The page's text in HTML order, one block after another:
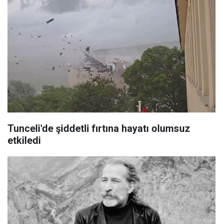
Tunceli'de şiddetli fırtına hayatı olumsuz
etkiledi